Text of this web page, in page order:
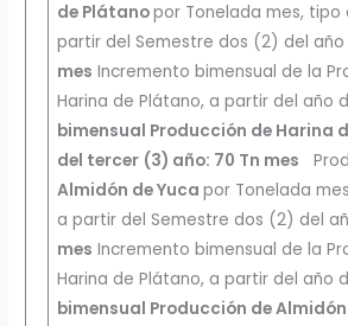
de Plátanopor Tonelada mes, tipo
partir del Semestre dos (2) del año
mes Incremento bimensual de la
Harina de Plátano, a partir del año
bimensual Producción de Harina
del tercer (3) año: 70 Tn mes
Almidón de Yuca por Tonelada
a partir del Semestre dos (2) del
mes Incremento bimensual de la
Harina de Plátano, a partir del año
bimensual Producción de